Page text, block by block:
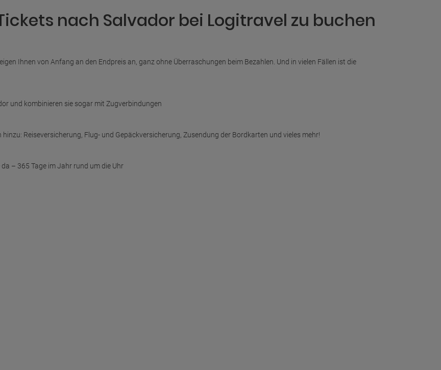
nach Salvador bei Logitravel zu buchen
Ihnen von Anfang an den Endpreis an, ganz ohne Überraschungen beim Bezahlen. Und in vielen Fällen ist die
und kombinieren sie sogar mit Zugverbindungen
Reiseversicherung, Flug- und Gepäckversicherung, Zusendung der Bordkarten und vieles mehr!
– 365 Tage im Jahr rund um die Uhr